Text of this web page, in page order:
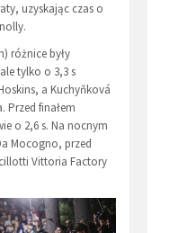
uzyskając czas o
różnice były
tylko o 3,3 s
a Kuchyňková
Przed finałem
o 2,6 s. Na nocnym
Mocogno, przed
Vittoria Factory